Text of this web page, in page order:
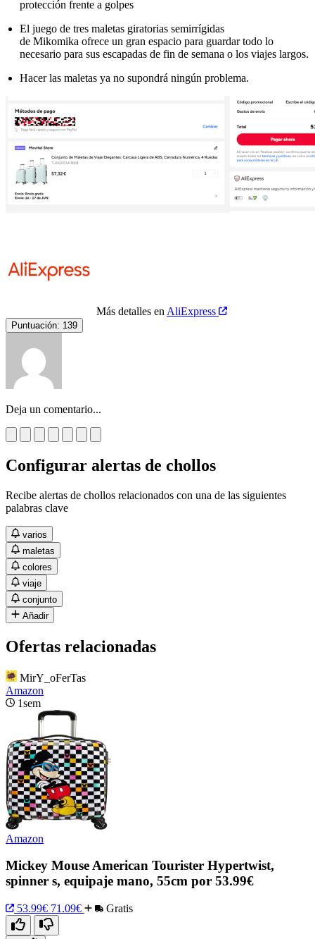
protección frente a golpes
El juego de tres maletas giratorias semirrígidas
de Mikomika ofrece un gran espacio para guardar todo lo
necesario para sus escapadas de fin de semana o los viajes largos.
Hacer las maletas ya no supondrá ningún problema.
Más detalles en AliExpress
Puntuación: 139
Deja un comentario...
Configurar alertas de chollos
Recibe alertas de chollos relacionados con una de las siguientes
palabras clave
varios
maletas
colores
viaje
conjunto
Añadir
Ofertas relacionadas
MirY_oFerTas
Amazon
1sem
Amazon
Mickey Mouse American Tourister Hypertwist,
spinner s, equipaje mano, 55cm por 53.99€
53.99€ 71.09€ Gratis